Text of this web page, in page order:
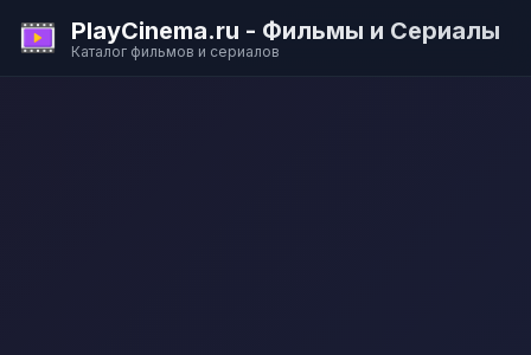
PlayCinema.ru - Фильмы и Сериалы
Каталог фильмов и сериалов